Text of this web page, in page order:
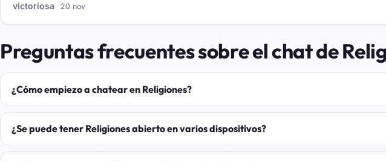
victoriosa 20 nov
Preguntas frecuentes sobre el chat de
¿Cómo empiezo a chatear en Religiones?
¿Se puede tener Religiones abierto en varios dispositivos?